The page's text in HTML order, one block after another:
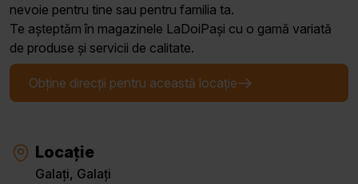
nevoie pentru tine sau pentru familia ta.
Te așteptăm în magazinele LaDoiPași cu o gamă variată
de produse și servicii de calitate.
Obține direcții pentru această locație
Locație
Galați, Galați